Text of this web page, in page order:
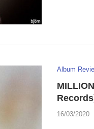
Album
16/03/2020